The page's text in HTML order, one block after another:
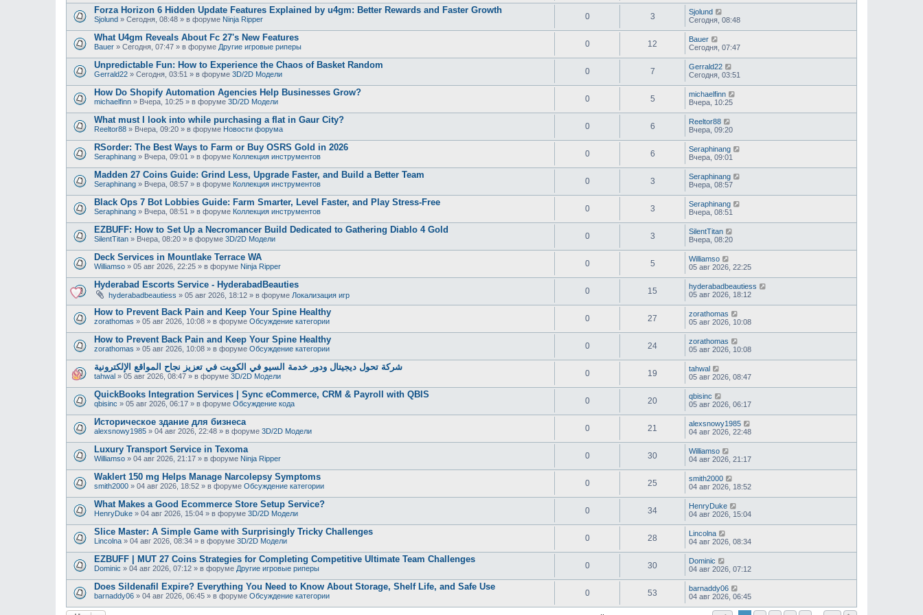
Forza Horizon 6 Hidden Update Features Explained by u4gm: Better Rewards and Faster Growth
Sjolund » Сегодня, 08:48 » в форуме Ninja Ripper 0 3
Sjolund
Сегодня, 08:48
What U4gm Reveals About Fc 27's New Features
Bauer » Сегодня, 07:47 » в форуме Другие игровые риперы 0 12
Bauer
Сегодня, 07:47
Unpredictable Fun: How to Experience the Chaos of Basket Random
Gerrald22 » Сегодня, 03:51 » в форуме 3D/2D Модели 0 7
Gerrald22
Сегодня, 03:51
How Do Shopify Automation Agencies Help Businesses Grow?
michaelfinn » Вчера, 10:25 » в форуме 3D/2D Модели 0 5
michaelfinn
Вчера, 10:25
What must I look into while purchasing a flat in Gaur City?
Reeltor88 » Вчера, 09:20 » в форуме Новости форума 0 6
Reeltor88
Вчера, 09:20
RSorder: The Best Ways to Farm or Buy OSRS Gold in 2026
Seraphinang » Вчера, 09:01 » в форуме Коллекция инструментов 0 6
Seraphinang
Вчера, 09:01
Madden 27 Coins Guide: Grind Less, Upgrade Faster, and Build a Better Team
Seraphinang » Вчера, 08:57 » в форуме Коллекция инструментов 0 3
Seraphinang
Вчера, 08:57
Black Ops 7 Bot Lobbies Guide: Farm Smarter, Level Faster, and Play Stress-Free
Seraphinang » Вчера, 08:51 » в форуме Коллекция инструментов 0 3
Seraphinang
Вчера, 08:51
EZBUFF: How to Set Up a Necromancer Build Dedicated to Gathering Diablo 4 Gold
SilentTitan » Вчера, 08:20 » в форуме 3D/2D Модели 0 3
SilentTitan
Вчера, 08:20
Deck Services in Mountlake Terrace WA
Williamso » 05 авг 2026, 22:25 » в форуме Ninja Ripper 0 5
Williamso
05 авг 2026, 22:25
Hyderabad Escorts Service - HyderabadBeauties
hyderabadbeautiess » 05 авг 2026, 18:12 » в форуме Локализация игр 0 15
hyderabadbeautiess
05 авг 2026, 18:12
How to Prevent Back Pain and Keep Your Spine Healthy
zorathomas » 05 авг 2026, 10:08 » в форуме Обсуждение категории 0 27
zorathomas
05 авг 2026, 10:08
How to Prevent Back Pain and Keep Your Spine Healthy
zorathomas » 05 авг 2026, 10:08 » в форуме Обсуждение категории 0 24
zorathomas
05 авг 2026, 10:08
شركة تحول ديجيتال ودور خدمة السيو في الكويت في تعزيز نجاح المواقع الإلكترونية
tahwal » 05 авг 2026, 08:47 » в форуме 3D/2D Модели 0 19
tahwal
05 авг 2026, 08:47
QuickBooks Integration Services | Sync eCommerce, CRM & Payroll with QBIS
qbisinc » 05 авг 2026, 06:17 » в форуме Обсуждение кода 0 20
qbisinc
05 авг 2026, 06:17
Историческое здание для бизнеса
alexsnowy1985 » 04 авг 2026, 22:48 » в форуме 3D/2D Модели 0 21
alexsnowy1985
04 авг 2026, 22:48
Luxury Transport Service in Texoma
Williamso » 04 авг 2026, 21:17 » в форуме Ninja Ripper 0 30
Williamso
04 авг 2026, 21:17
Waklert 150 mg Helps Manage Narcolepsy Symptoms
smith2000 » 04 авг 2026, 18:52 » в форуме Обсуждение категории 0 25
smith2000
04 авг 2026, 18:52
What Makes a Good Ecommerce Store Setup Service?
HenryDuke » 04 авг 2026, 15:04 » в форуме 3D/2D Модели 0 34
HenryDuke
04 авг 2026, 15:04
Slice Master: A Simple Game with Surprisingly Tricky Challenges
Lincolna » 04 авг 2026, 08:34 » в форуме 3D/2D Модели 0 28
Lincolna
04 авг 2026, 08:34
EZBUFF | MUT 27 Coins Strategies for Completing Competitive Ultimate Team Challenges
Dominic » 04 авг 2026, 07:12 » в форуме Другие игровые риперы 0 30
Dominic
04 авг 2026, 07:12
Does Sildenafil Expire? Everything You Need to Know About Storage, Shelf Life, and Safe Use
barnaddy06 » 04 авг 2026, 06:45 » в форуме Обсуждение категории 0 53
barnaddy06
04 авг 2026, 06:45